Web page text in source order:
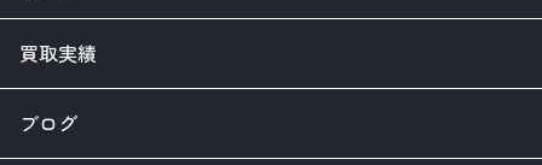
買取実績
ブログ